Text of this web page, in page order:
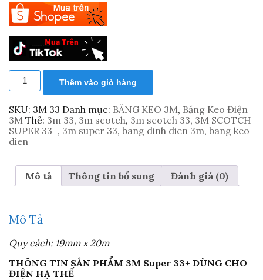
Băng
keo
3M
Scotch
Super
33+
số
Thêm vào giỏ hàng
SKU: 3M 33 Danh mục: BĂNG KEO 3M, Băng Keo Điện
3M Thẻ: 3m 33, 3m scotch, 3m scotch 33, 3M SCOTCH
SUPER 33+, 3m super 33, bang dinh dien 3m, bang keo
dien
Mô tả Thông tin bổ sung Đánh giá (0)
Mô Tả
Quy cách: 19mm x 20m
THÔNG TIN SẢN PHẨM 3M Super 33+ DÙNG CHO
ĐIỆN HẠ THẾ